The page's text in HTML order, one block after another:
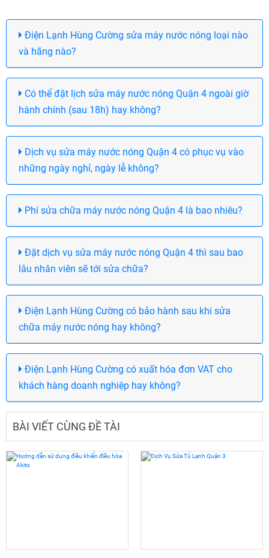
Điện Lạnh Hùng Cường sửa máy nước nóng loại nào
và hãng nào?
Có thể đặt lịch sửa máy nước nóng Quận 4 ngoài giờ
hành chính (sau 18h) hay không?
Dịch vụ sửa máy nước nóng Quận 4 có phục vụ vào
những ngày nghỉ, ngày lễ không?
Phí sửa chữa máy nước nóng Quận 4 là bao nhiêu?
Đặt dịch vụ sửa máy nước nóng Quận 4 thì sau bao
lâu nhân viên sẽ tới sửa chữa?
Điện Lạnh Hùng Cường có bảo hành sau khi sửa
chữa máy nước nóng hay không?
Điện Lạnh Hùng Cường có xuất hóa đơn VAT cho
khách hàng doanh nghiệp hay không?
BÀI VIẾT CÙNG ĐỀ TÀI